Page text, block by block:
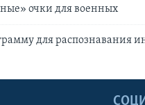
очки для военных
для распознавания